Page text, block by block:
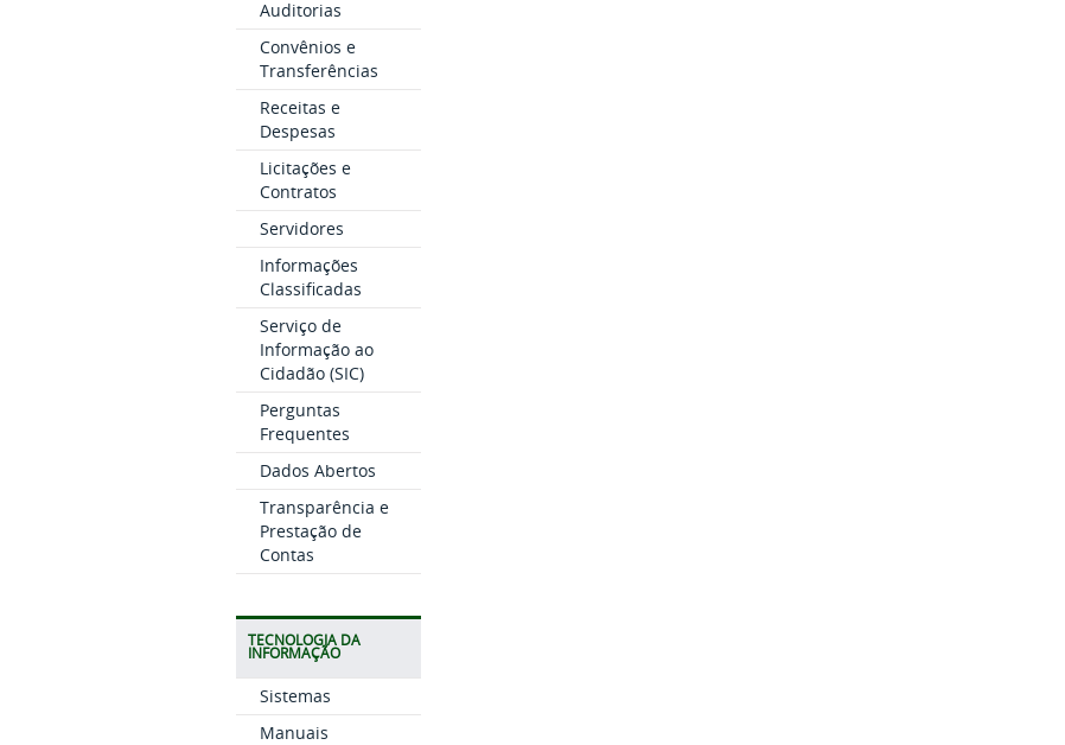
Auditorias
Convênios e
Transferências
Receitas e
Despesas
Licitações e
Contratos
Servidores
Informações
Classificadas
Serviço de
Informação ao
Cidadão (SIC)
Perguntas
Frequentes
Dados Abertos
Transparência e
Prestação de
Contas
TECNOLOGIA DA
INFORMAÇÃO
Sistemas
Manuais